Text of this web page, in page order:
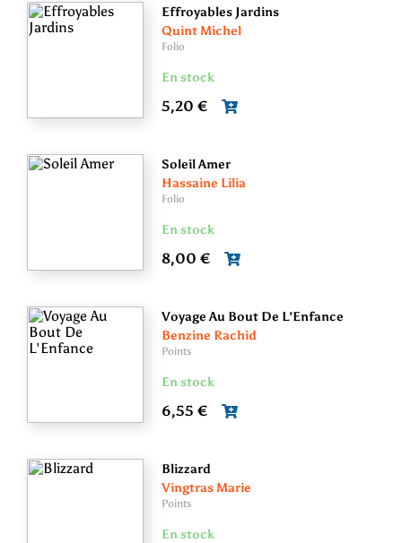
Effroyables Jardins
Quint Michel
Folio
En stock
5,20 €
Soleil Amer
Hassaine Lilia
Folio
En stock
8,00 €
Voyage Au Bout De L'Enfance
Benzine Rachid
Points
En stock
6,55 €
Blizzard
Vingtras Marie
Points
En stock